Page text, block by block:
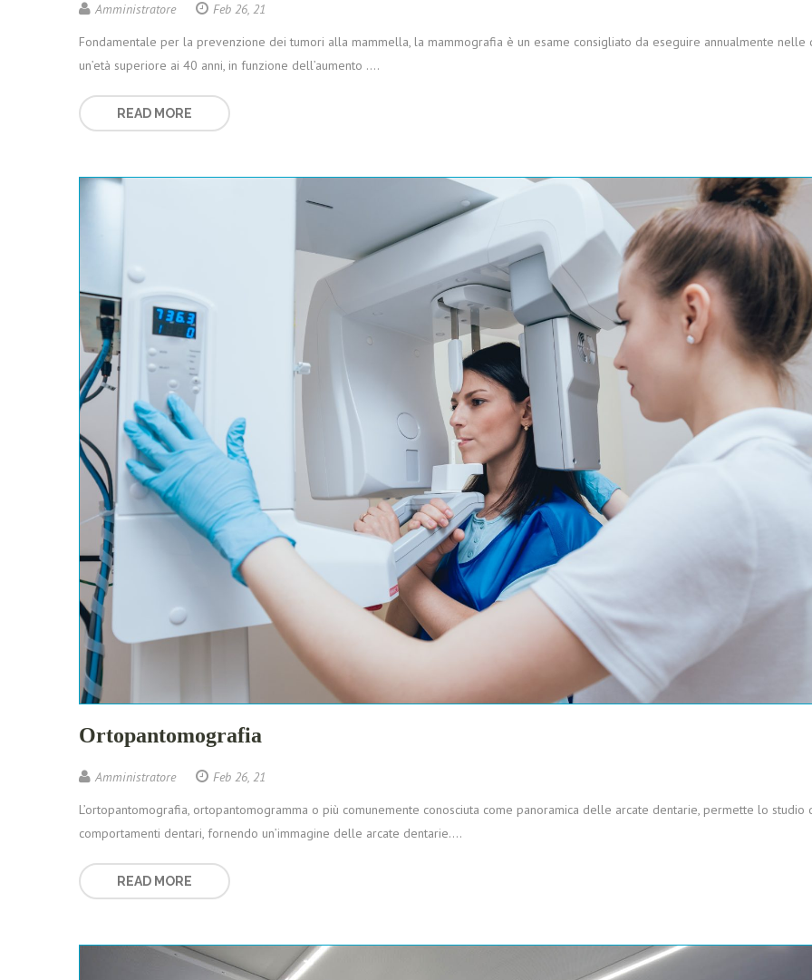
Amministratore
Feb 26, 21
Fondamentale per la prevenzione dei tumori alla mammella, la mammografia è un esame consigliato da eseguire annualmente nelle
un’età superiore ai 40 anni, in funzione dell’aumento ….
READ MORE
Ortopantomografia
Amministratore
Feb 26, 21
L’ortopantomografia, ortopantomogramma o più comunemente conosciuta come panoramica delle arcate dentarie, permette lo studio
comportamenti dentari, fornendo un’immagine delle arcate dentarie….
READ MORE